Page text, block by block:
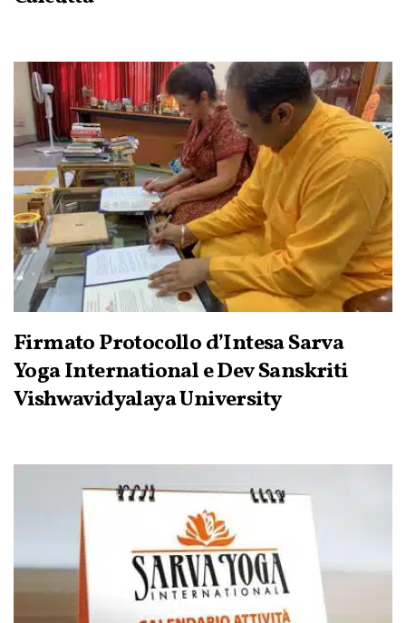
Firmato Protocollo d’Intesa Sarva
Yoga International e Dev Sanskriti
Vishwavidyalaya University